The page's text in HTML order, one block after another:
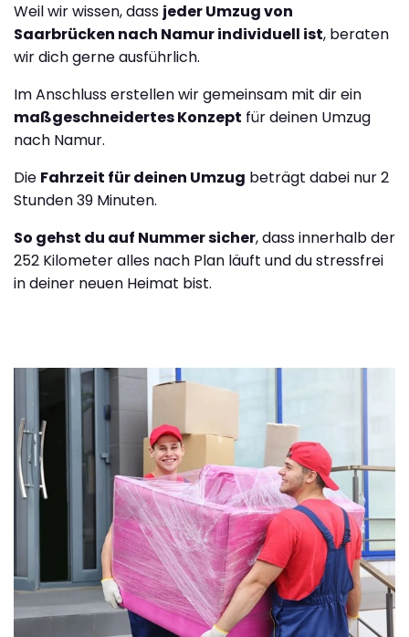
Weil wir wissen, dass jeder Umzug von
Saarbrücken nach Namur individuell ist, beraten
wir dich gerne ausführlich.
Im Anschluss erstellen wir gemeinsam mit dir ein
maßgeschneidertes Konzept für deinen Umzug
nach Namur.
Die Fahrzeit für deinen Umzug beträgt dabei nur 2
Stunden 39 Minuten.
So gehst du auf Nummer sicher, dass innerhalb der
252 Kilometer alles nach Plan läuft und du stressfrei
in deiner neuen Heimat bist.